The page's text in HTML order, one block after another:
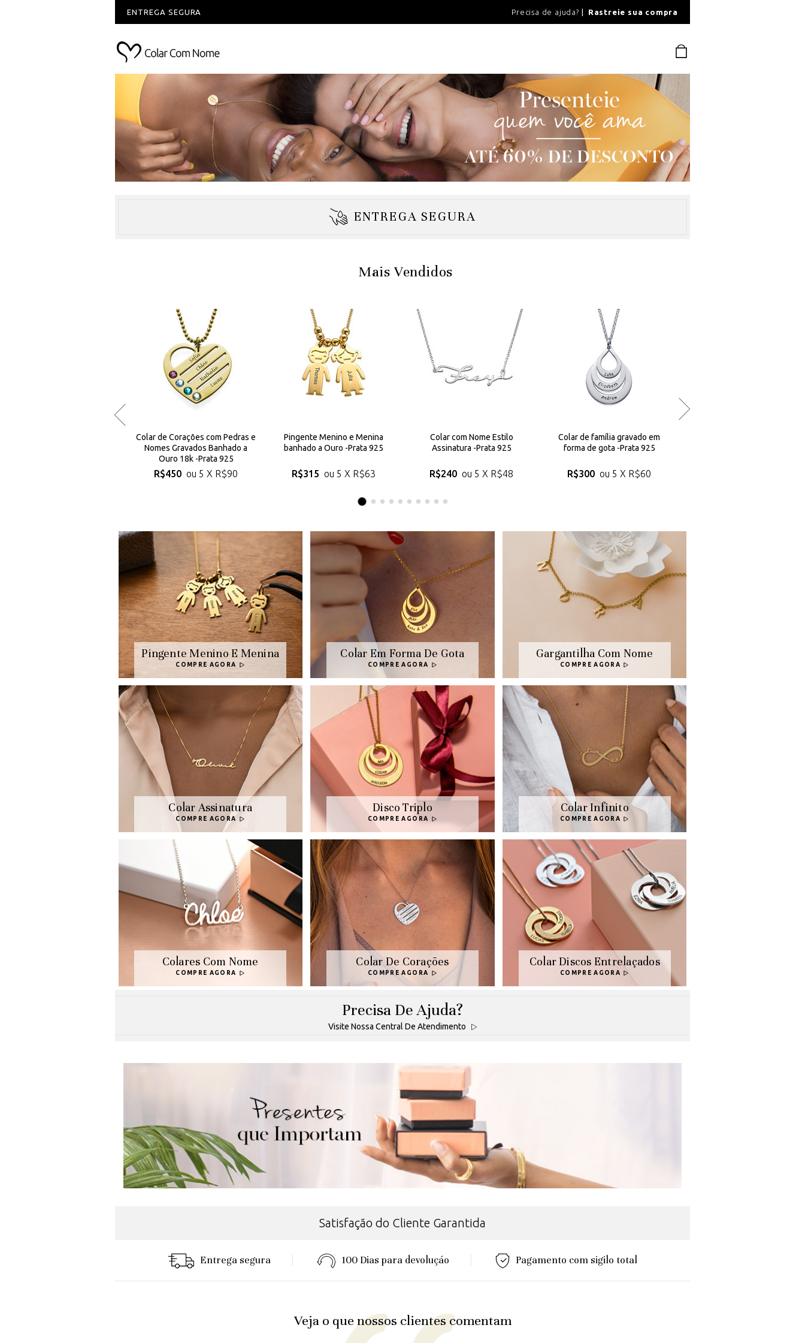
ENTREGA SEGURA 100 DIAS PARA DEVOLUÇÃOPrecisa de ajuda? Rastreie sua compra
ENTREGA SEGURA
Mais Vendidos
Colar de Corações com Pedras e
Nomes Gravados Banhado a
Ouro 18k -Prata 925
R$450 ou 5 X R$90
Pingente Menino e Menina
banhado a Ouro -Prata 925
R$315 ou 5 X R$63
Colar com Nome Estilo
Assinatura -Prata 925
R$240 ou 5 X R$48
Colar de família gravado em
forma de gota -Prata 925
R$300 ou 5 X R$60
Pingente Menino E Menina
COMPRE AGORA
Colar Em Forma De Gota
COMPRE AGORA
Gargantilha Com Nome
COMPRE AGORA
Colar Assinatura
COMPRE AGORA
Disco Triplo
COMPRE AGORA
Colar Infinito
COMPRE AGORA
Colares Com Nome
COMPRE AGORA
Colar De Corações
COMPRE AGORA
Colar Discos Entrelaçados
COMPRE AGORA
Precisa De Ajuda?
Visite Nossa Central De Atendimento
Satisfação do Cliente Garantida
Entrega segura 100 Dias para devoluçáo Pagamento com sigilo total
Veja o que nossos clientes comentam